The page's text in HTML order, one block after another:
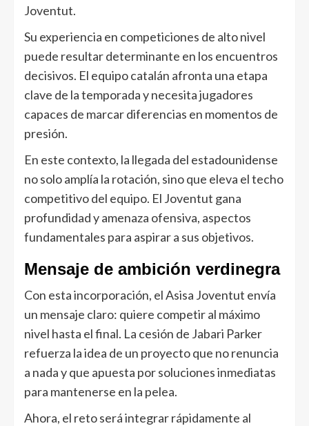
Joventut.
Su experiencia en competiciones de alto nivel
puede resultar determinante en los encuentros
decisivos. El equipo catalán afronta una etapa
clave de la temporada y necesita jugadores
capaces de marcar diferencias en momentos de
presión.
En este contexto, la llegada del estadounidense
no solo amplía la rotación, sino que eleva el techo
competitivo del equipo. El Joventut gana
profundidad y amenaza ofensiva, aspectos
fundamentales para aspirar a sus objetivos.
Mensaje de ambición verdinegra
Con esta incorporación, el Asisa Joventut envía
un mensaje claro: quiere competir al máximo
nivel hasta el final. La cesión de Jabari Parker
refuerza la idea de un proyecto que no renuncia
a nada y que apuesta por soluciones inmediatas
para mantenerse en la pelea.
Ahora, el reto será integrar rápidamente al